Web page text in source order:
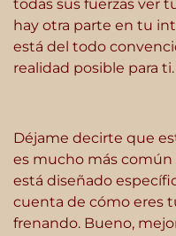
todas sus fuerzas ver
hay otra parte en tu
está del todo
realidad posible para ti.
Déjame decirte que
es mucho más común
está diseñado
cuenta de cómo eres
frenando. Bueno,